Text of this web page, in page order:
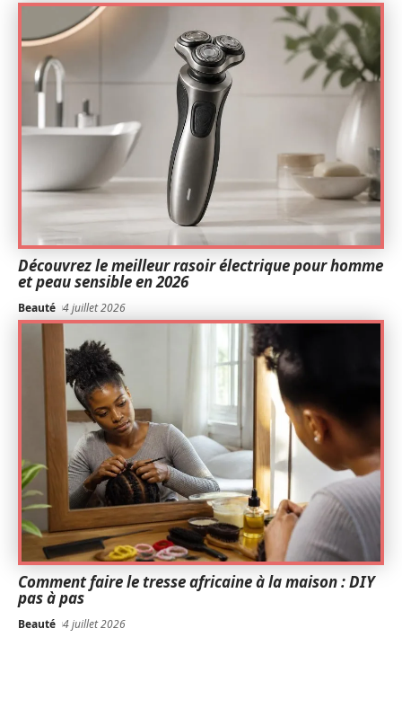
Découvrez le meilleur rasoir électrique pour homme
et peau sensible en 2026
Beauté 4 juillet 2026
Comment faire le tresse africaine à la maison : DIY
pas à pas
Beauté 4 juillet 2026